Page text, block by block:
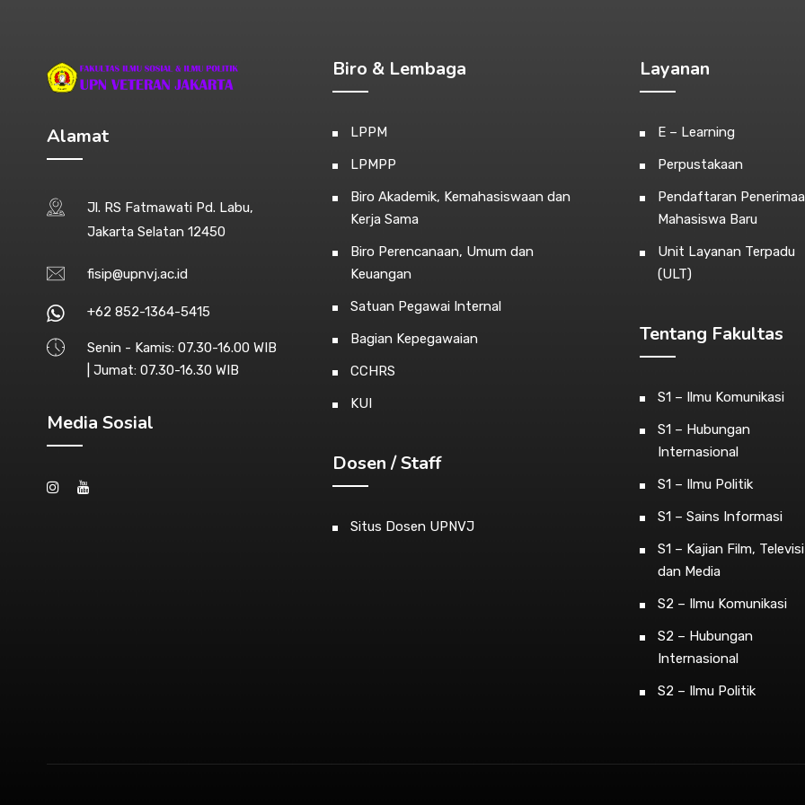
Alamat
Jl. RS Fatmawati Pd. Labu,
Jakarta Selatan 12450
fisip@upnvj.ac.id
+62 852-1364-5415
Senin - Kamis: 07.30-16.00 WIB
| Jumat: 07.30-16.30 WIB
Media Sosial
Biro & Lembaga
LPPM
LPMPP
Biro Akademik, Kemahasiswaan dan
Kerja Sama
Biro Perencanaan, Umum dan
Keuangan
Satuan Pegawai Internal
Bagian Kepegawaian
CCHRS
KUI
Dosen / Staff
Situs Dosen UPNVJ
Layanan
E – Learning
Perpustakaan
Pendaftaran
Mahasiswa Baru
Unit Layanan Terpadu
(ULT)
Tentang Fakultas
S1 – Ilmu Komunikasi
S1 – Hubungan
Internasional
S1 – Ilmu Politik
S1 – Sains Informasi
S1 – Kajian Film, Televisi
dan Media
S2 – Ilmu Komunikasi
S2 – Hubungan
Internasional
S2 – Ilmu Politik